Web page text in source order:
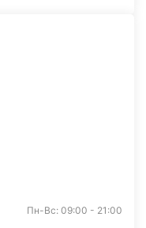
Пн-Вс: 09:00 - 21:00